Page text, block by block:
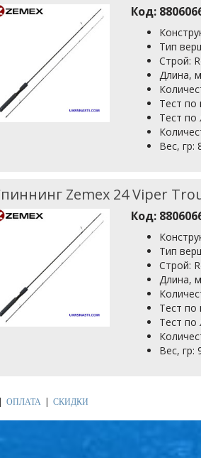
Код:
Тип
Строй:
Длина,
Тест по
Тест по
Вес, гр:
Zemex 24 Viper
Код:
Тип
Строй:
Длина,
Тест по
Тест по
Вес, гр:
ОПЛАТА СКИДКИ